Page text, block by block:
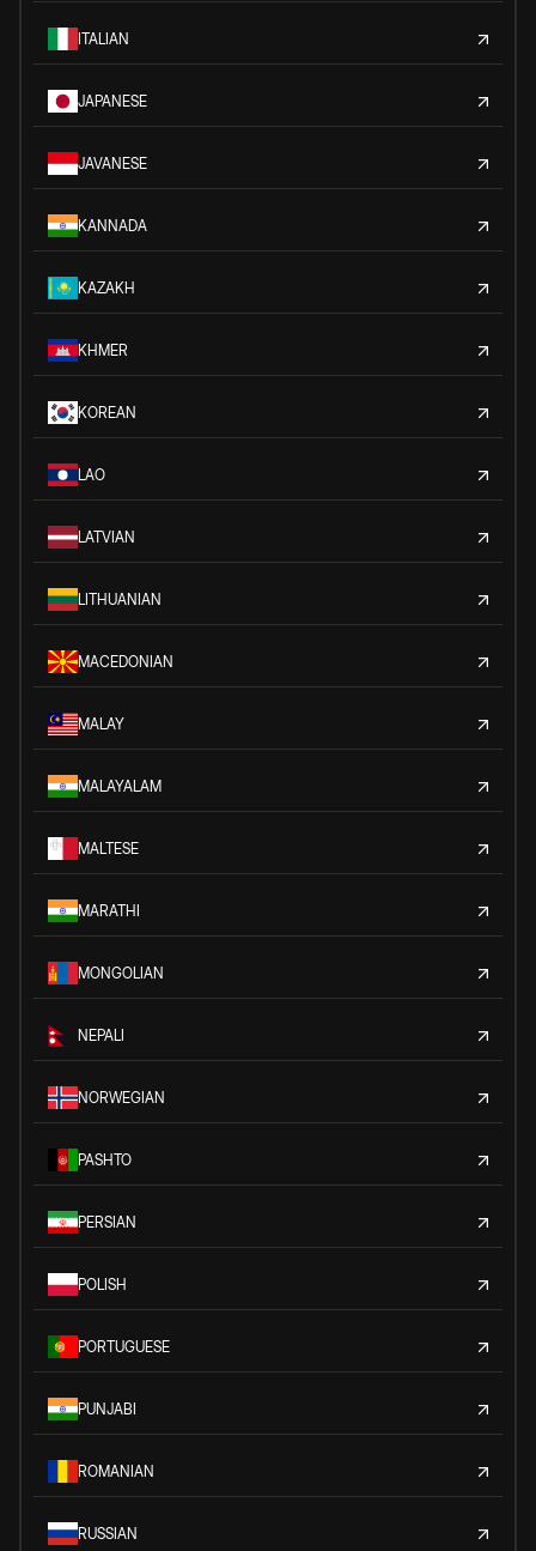
ITALIAN
JAPANESE
JAVANESE
KANNADA
KAZAKH
KHMER
KOREAN
LAO
LATVIAN
LITHUANIAN
MACEDONIAN
MALAY
MALAYALAM
MALTESE
MARATHI
MONGOLIAN
NEPALI
NORWEGIAN
PASHTO
PERSIAN
POLISH
PORTUGUESE
PUNJABI
ROMANIAN
RUSSIAN